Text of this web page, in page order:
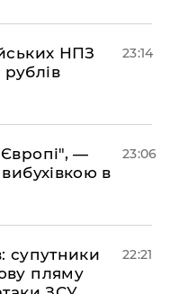
НПЗ
23:14
—
в
23:06
супутники
пляму
22:21